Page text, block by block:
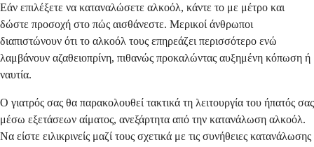
Εάν επιλέξετε να καταναλώσετε αλκοόλ, κάντε το με μέτρο και
δώστε προσοχή στο πώς αισθάνεστε. Μερικοί άνθρωποι
διαπιστώνουν ότι το αλκοόλ τους επηρεάζει περισσότερο ενώ
λαμβάνουν αζαθειοπρίνη, πιθανώς προκαλώντας αυξημένη κόπωση ή
ναυτία.
Ο γιατρός σας θα παρακολουθεί τακτικά τη λειτουργία του ήπατός σας
μέσω εξετάσεων αίματος, ανεξάρτητα από την κατανάλωση αλκοόλ.
Να είστε ειλικρινείς μαζί τους σχετικά με τις συνήθειες κατανάλωσης